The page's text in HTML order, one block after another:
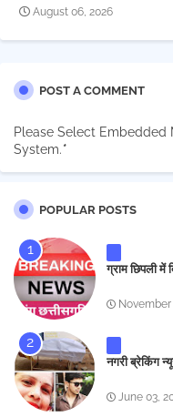
August 06, 2026
POST A COMMENT
Please Select Embedded
System.*
POPULAR POSTS
ग्राम छिपली में
November
नगरी ब्रेकिंग
June 03,